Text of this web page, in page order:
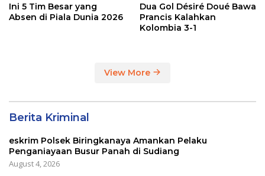
Ini 5 Tim Besar yang
Absen di Piala Dunia 2026
Dua Gol Désiré Doué Bawa
Prancis Kalahkan
Kolombia 3-1
View More
Berita Kriminal
eskrim Polsek Biringkanaya Amankan Pelaku
Penganiayaan Busur Panah di Sudiang
August 4, 2026